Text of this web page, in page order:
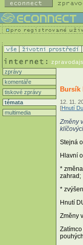
zprávy
komentáře
tiskové zprávy
témata
multimedia
Bursík
12. 11.
[Hnutí
Změny
Stejná
Hlavní
*
zahrad;
*
Hnutí
Změny